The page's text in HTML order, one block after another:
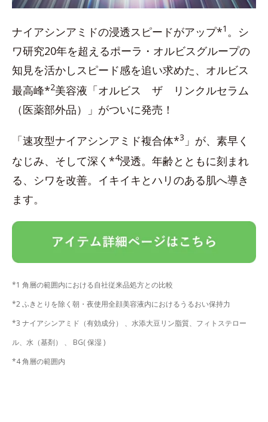
ナイアシンアミドの浸透スピードがアップ*1 。シ
ワ研究20年を超えるポーラ・オルビスグループの
知見を活かしスピード感を追い求めた、オルビス
最高峰*2美容液「オルビス ザ リンクルセラム
（医薬部外品）」がついに発売！
「速攻型ナイアシンアミド複合体*3 」が、素早く
なじみ、そして深く*4浸透。年齢とともに刻まれ
る、シワを改善。イキイキとハリのある肌へ導き
ます。
*1 角層の範囲内における自社従来品処方との比較
*2 ふきとりを除く朝・夜使用全顔美容液内におけるうるおい保持力
*3 ナイアシンアミド（有効成分） 、水添大豆リン脂質、フィトステロー
ル、水（基剤） 、 BG( 保湿 )
*4 角層の範囲内